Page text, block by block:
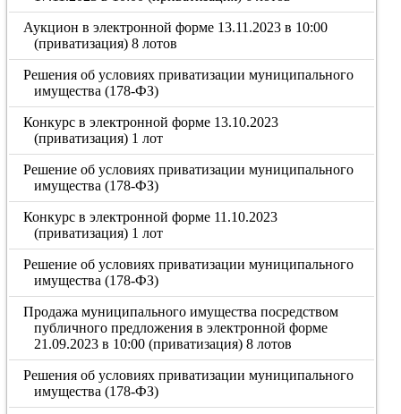
Аукцион в электронной форме 13.11.2023 в 10:00
(приватизация) 8 лотов
Решения об условиях приватизации муниципального
имущества (178-ФЗ)
Конкурс в электронной форме 13.10.2023
(приватизация) 1 лот
Решение об условиях приватизации муниципального
имущества (178-ФЗ)
Конкурс в электронной форме 11.10.2023
(приватизация) 1 лот
Решение об условиях приватизации муниципального
имущества (178-ФЗ)
Продажа муниципального имущества посредством
публичного предложения в электронной форме
21.09.2023 в 10:00 (приватизация) 8 лотов
Решения об условиях приватизации муниципального
имущества (178-ФЗ)